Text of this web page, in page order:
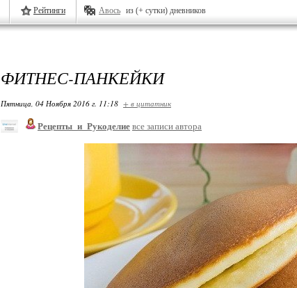
Рейтинги Авось из (+ сутки) дневников
ФИТНЕС-ПАНКЕЙКИ
Пятница, 04 Ноября 2016 г. 11:18 + в цитатник
Рецепты_и_Рукоделие все записи автора